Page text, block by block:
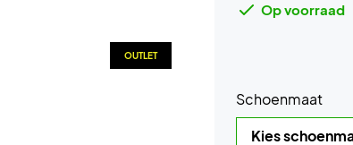
OUTLET
Op voorraad
Schoenmaat